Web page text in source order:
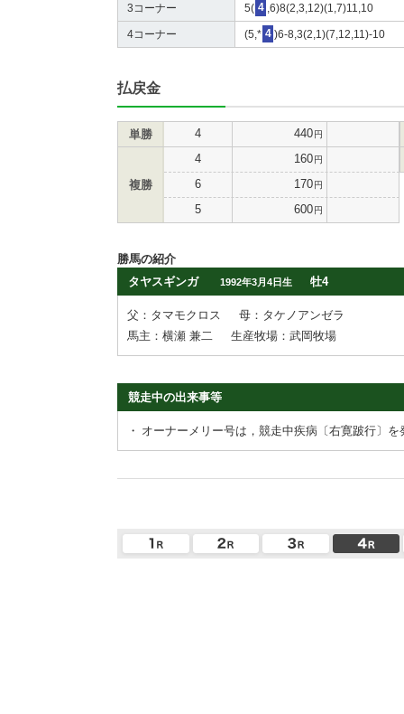
3コーナー 5( 4 ,6)8(2,3,12)(1,7)11,10
4コーナー (5,* 4 )6-8,3(2,1)(7,12,11)-10
払戻金
単勝 4 440円
複勝
4 160円
6 170円
5 600円
勝馬の紹介
タヤスギンガ
1992年3月4日生 牡4
父：タマモクロス
母：タケノアンゼラ
馬主：横瀬 兼二
生産牧場：武岡牧場
競走中の出来事等
・ オーナーメリー号は，競走中疾病〔右寛跛行〕